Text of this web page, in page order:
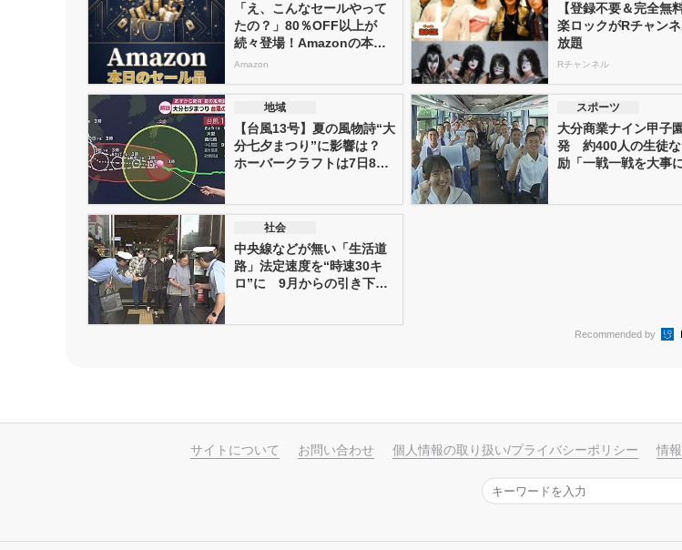
「え、こんなセールやって
たの？」80％OFF以上が
続々登場！Amazonの本気
が...
Amazon
【登録不要＆完全無
楽ロックがRチャン
放題
Rチャンネル
地域
【台風13号】夏の風物詩“大
分七夕まつり”に影響は？
ホーバークラフトは7日8
スポーツ
大分商業ナイン甲子
発 約400人の生徒な
励「一戦一戦を大事
社会
中央線などが無い「生活道
路」法定速度を“時速30キ
ロ”に 9月からの引き下げ
Recommended by
サイトについて お問い合わせ 個人情報の取り扱い/プライバシーポリシー 情